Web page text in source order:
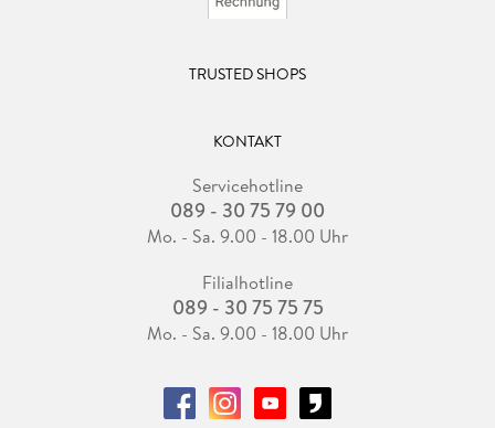
TRUSTED SHOPS
KONTAKT
Servicehotline
089 - 30 75 79 00
Mo. - Sa. 9.00 - 18.00 Uhr
Filialhotline
089 - 30 75 75 75
Mo. - Sa. 9.00 - 18.00 Uhr